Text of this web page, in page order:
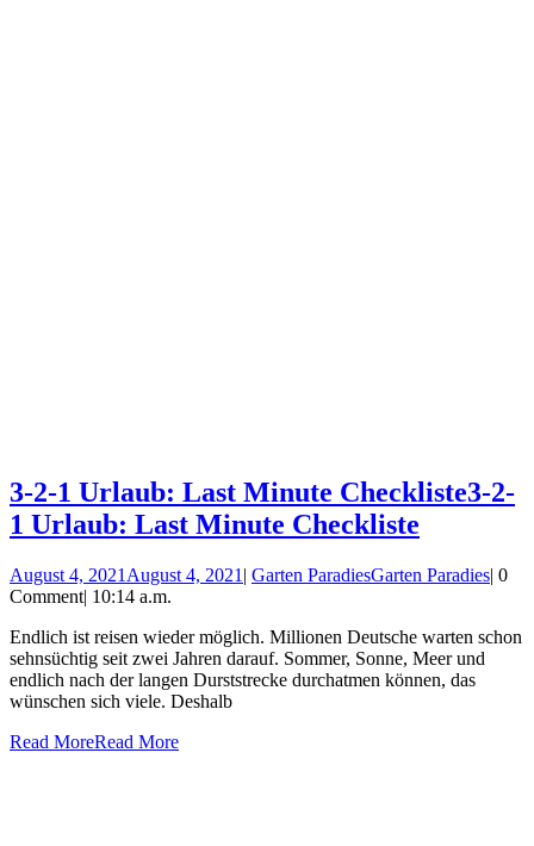
3-2-1 Urlaub: Last Minute Checkliste3-2-
1 Urlaub: Last Minute Checkliste
August 4, 2021 August 4, 2021 | Garten ParadiesGarten Paradies| 0
Comment| 10:14 a.m.
Endlich ist reisen wieder möglich. Millionen Deutsche warten schon
sehnsüchtig seit zwei Jahren darauf. Sommer, Sonne, Meer und
endlich nach der langen Durststrecke durchatmen können, das
wünschen sich viele. Deshalb
Read MoreRead More